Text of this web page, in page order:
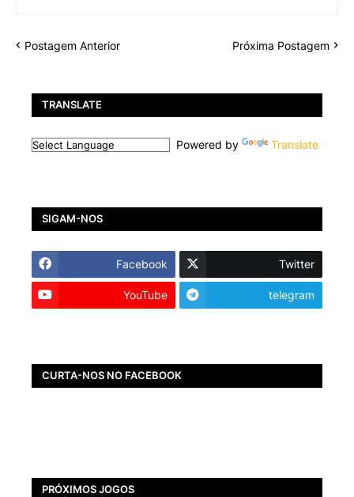
Postagem Anterior Próxima Postagem
TRANSLATE
Powered by Translate
SIGAM-NOS
Facebook Twitter
YouTube telegram
CURTA-NOS NO FACEBOOK
PRÓXIMOS JOGOS